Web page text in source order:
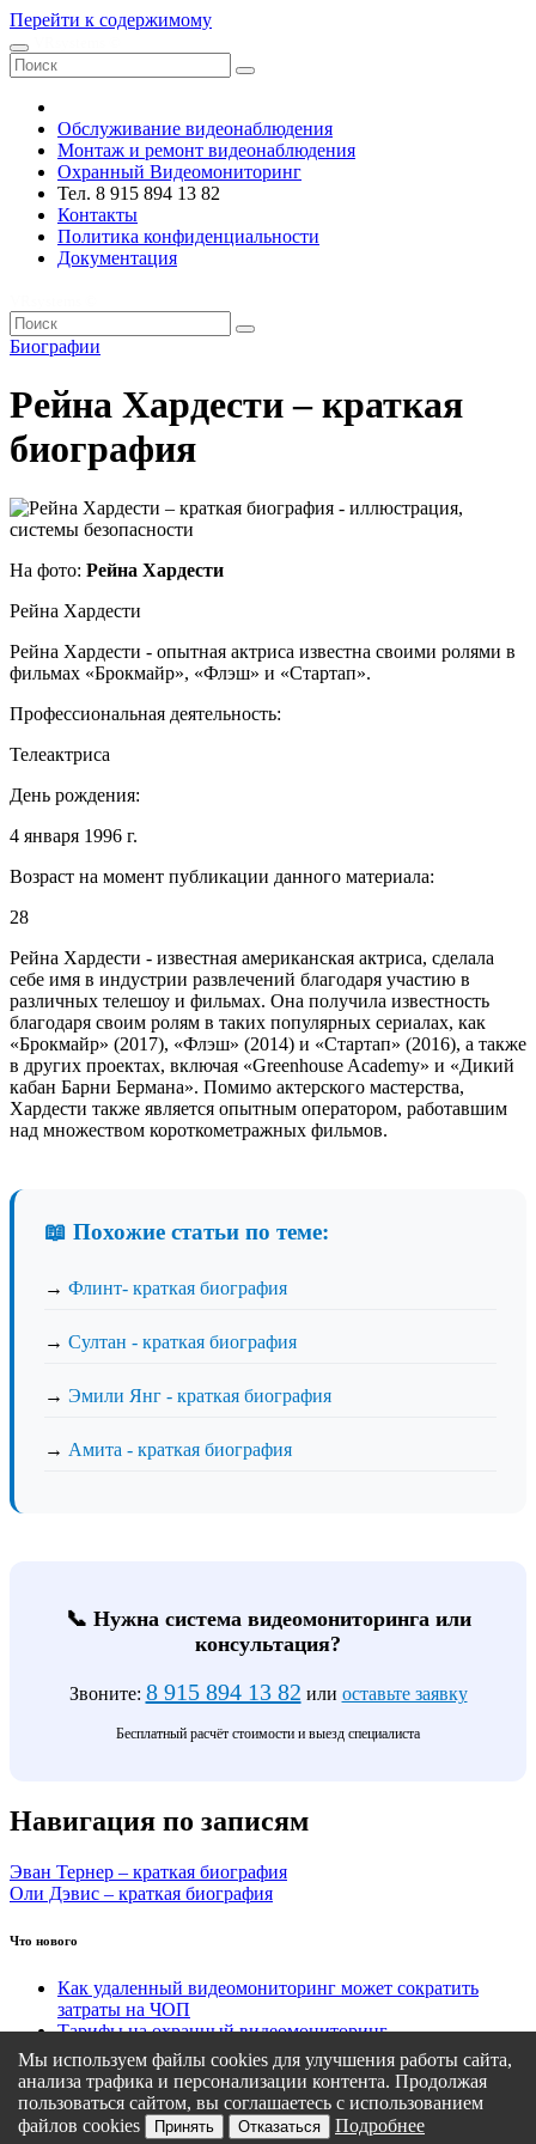
Перейти к содержимому
Обслуживание видеонаблюдения
Монтаж и ремонт видеонаблюдения
Охранный Видеомониторинг
Тел. 8 915 894 13 82
Контакты
Политика конфиденциальности
Документация
Биографии
Рейна Хардести – краткая
биография
На фото: Рейна Хардести
Рейна Хардести
Рейна Хардести - опытная актриса известна своими ролями в
фильмах «Брокмайр», «Флэш» и «Стартап».
Профессиональная деятельность:
Телеактриса
День рождения:
4 января 1996 г.
Возраст на момент публикации данного материала:
28
Рейна Хардести - известная американская актриса, сделала
себе имя в индустрии развлечений благодаря участию в
различных телешоу и фильмах. Она получила известность
благодаря своим ролям в таких популярных сериалах, как
«Брокмайр» (2017), «Флэш» (2014) и «Стартап» (2016), а также
в других проектах, включая «Greenhouse Academy» и «Дикий
кабан Барни Бермана». Помимо актерского мастерства,
Хардести также является опытным оператором, работавшим
над множеством короткометражных фильмов.
📖 Похожие статьи по теме:
→ Флинт- краткая биография
→ Султан - краткая биография
→ Эмили Янг - краткая биография
→ Амита - краткая биография
📞 Нужна система видеомониторинга или
консультация?
Звоните: 8 915 894 13 82 или оставьте заявку
Бесплатный расчёт стоимости и выезд специалиста
Навигация по записям
Эван Тернер – краткая биография
Оли Дэвис – краткая биография
Что нового
Как удаленный видеомониторинг может сократить
затраты на ЧОП
Тарифы на охранный видеомониторинг
Этапы подключения удаленного видеомониторинга
Кому подходит удаленный видеомониторинг?
Какие задачи решает удаленный видеомониторинг
Политика конфиденциальности
Мы используем файлы cookies для улучшения работы сайта,
анализа трафика и персонализации контента. Продолжая
пользоваться сайтом, вы соглашаетесь с использованием
файлов cookies
Принять Отказаться Подробнее